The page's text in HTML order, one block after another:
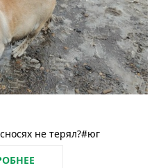
не терял?#юг